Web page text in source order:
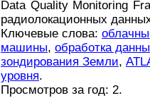
Data Quality Monitoring
радиолокационных
Ключевые слова:
машины, обработка
зондирования Земли,
уровня.
Просмотров за год: 2.